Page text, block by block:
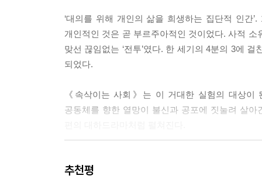
아파트 공산주의
“모든 것을 공유했습니다. 비밀은 전혀 없었지요.
우리는 모두 동등했고 똑같았어요.”
사회주의 유토피아는 개개인의 집에서부터 실현
주의적으로 만들 수 있다고 믿었다.”(1권 306) 실
‘대의를 위해 개인의 삶을 희생하는 집단적 인간
개인적인 것은 곧 부르주아적인 것이었다. 사적
맞선 끊임없는 ‘전투’였다. 한 세기의 4분의 3에
되었다.
《속삭이는 사회》는 이 거대한 실험의 대상
공동체를 향한 열망이 불신과 공포에 짓눌려 살
국가의 자산이 되어야 했다. 볼셰비키 부모는 아
추천평